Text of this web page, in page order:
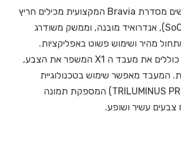
שני הדגמים החדשים מסדרת Bravia המקצועית מכילים חריץ
הרחבה למחשב (SoC), אנדרואיד מובנה, וממשק משודרג
מהיר ושימוש פשוט באפליקציות.
המסכים החדשים כוללים את מעבד ה X1 המשפר את הצבע,
המעבד מאפשר שימוש בטכנולוגיית
טרילומינוס פרו (TRILUMINUS PRO) המספקת תמונה
צבעים עשיר ושופע.